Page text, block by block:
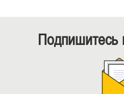
Подпишитесь